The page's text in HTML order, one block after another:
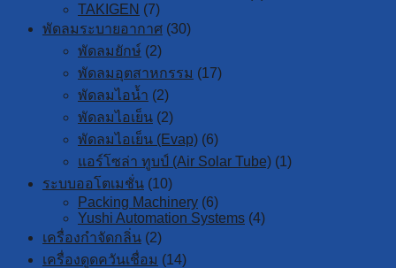
TAKIGEN (7)
พัดลมระบายอากาศ (30)
พัดลมยักษ์ (2)
พัดลมอุตสาหกรรม (17)
พัดลมไอน้ำ (2)
พัดลมไอเย็น (2)
พัดลมไอเย็น (Evap) (6)
แอร์โซล่า ทูบป์ (Air Solar Tube) (1)
ระบบออโตเมชั่น (10)
Packing Machinery (6)
Yushi Automation Systems (4)
เครื่องกำจัดกลิ่น (2)
เครื่องดูดควันเชื่อม (14)